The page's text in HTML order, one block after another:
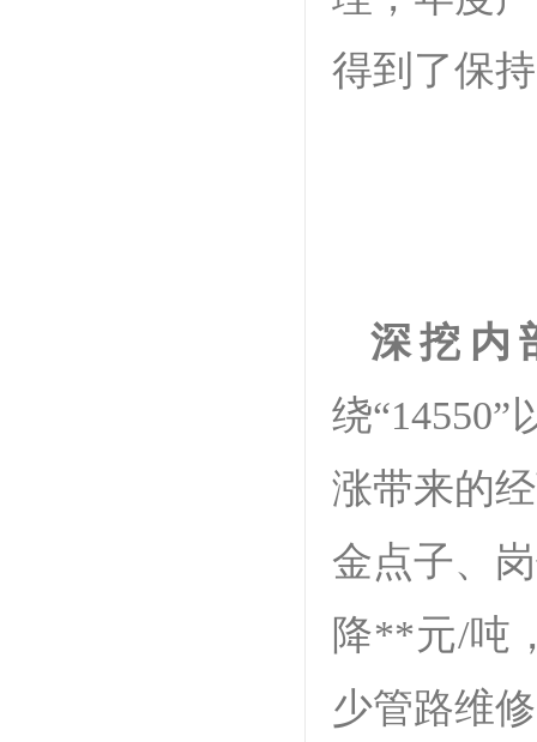
得到了保
深挖内
绕
涨带来的
金点子、
降**元/吨
少管路维